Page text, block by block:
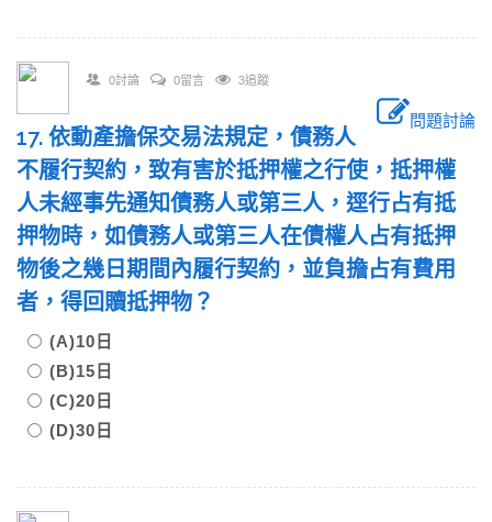
0討論 0留言 3追蹤
問題討論
17. 依動產擔保交易法規定，債務人
不履行契約，致有害於抵押權之行使，抵押權
人未經事先通知債務人或第三人，逕行占有抵
押物時，如債務人或第三人在債權人占有抵押
物後之幾日期間內履行契約，並負擔占有費用
者，得回贖抵押物？
(A)10日
(B)15日
(C)20日
(D)30日